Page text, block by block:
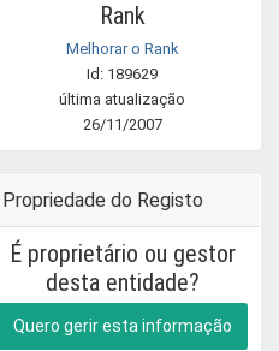
Rank
Melhorar o Rank
Id: 189629
última atualização
26/11/2007
Propriedade do Registo
É proprietário ou gestor
desta entidade?
Quero gerir esta informação